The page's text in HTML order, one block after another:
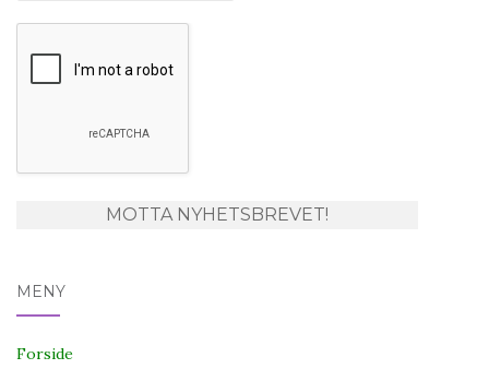
MENY
Forside